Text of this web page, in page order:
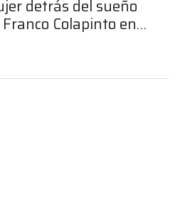
detrás del sueño
Colapinto en